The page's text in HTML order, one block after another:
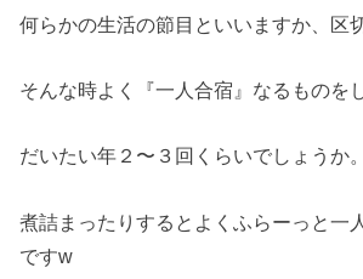
何らかの生活の節目といいますか、区
そんな時よく『一人合宿』なるものを
だいたい年２〜３回くらいでしょうか。
煮詰まったりするとよくふらーっと一
ですw